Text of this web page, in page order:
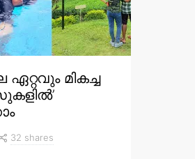
ഏറ്റവും മികച്ച
32 shares